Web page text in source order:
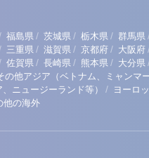
福島県 / 茨城県 / 栃木県 / 群馬県
三重県 / 滋賀県 / 京都府 / 大阪府
佐賀県 / 長崎県 / 熊本県 / 大分県
の他アジア（ベトナム、ミャンマー
ニュージーランド等） / ヨーロ
他の海外